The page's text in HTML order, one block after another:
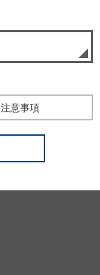
注意事項